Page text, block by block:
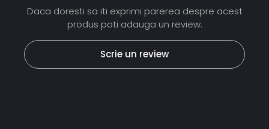
Daca doresti sa iti exprimi parerea despre acest
produs poti adauga un review.
Scrie un review